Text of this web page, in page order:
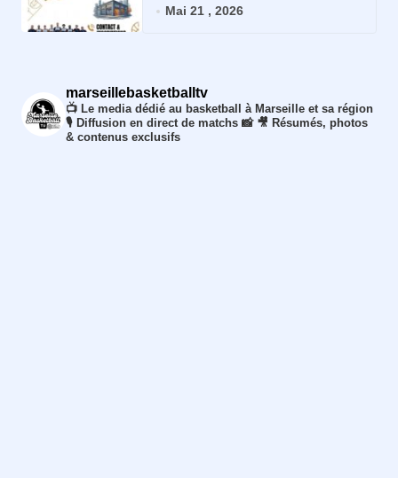
Mai 21 , 2026
marseillebasketballtv
📺 Le media dédié au basketball à Marseille et sa région
🎙️ Diffusion en direct de matchs 📸 🎥 Résumés, photos
& contenus exclusifs